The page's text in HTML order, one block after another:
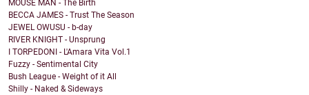
MOUSE MAN - The Birth
BECCA JAMES - Trust The Season
JEWEL OWUSU - b-day
RIVER KNIGHT - Unsprung
I TORPEDONI - L'Amara Vita Vol.1
Fuzzy - Sentimental City
Bush League - Weight of it All
Shilly - Naked & Sideways